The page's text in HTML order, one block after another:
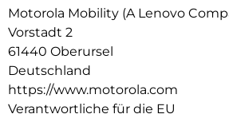
endlose Workouts. Die moto watch fit
in jeder Hinsicht.
Motorola Mobility (A Lenovo
Vorstadt 2
61440 Oberursel
Deutschland
https://www.motorola.com
Verantwortliche für die EU